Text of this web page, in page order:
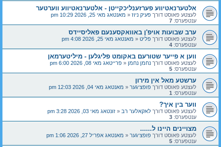
אלטערנאטיווע פערזענליכקייטן - אלטערנאטיווע ווערטער
לעצטע פאוסט דורך פעיק ניוז « מאנטאג מאי 25, 2026 10:29 pm
ענטפערס: 7
ערב שבועות אויפ'ן באוואקסענעם פאליסיידס
לעצטע פאוסט דורך פליט « מאנטאג מאי 25, 2026 4:08 pm
ענטפערס: 4
ווען א פייער שטורעם באקומט פליגלען - מיליטערמאן
לעצטע פאוסט דורך נחמן נחמן « פרייטאג מאי 08, 2026 6:00 pm
ענטפערס: 5
ערשטע מאל אין מירון
לעצטע פאוסט דורך פופציגער « מאנטאג מאי 04, 2026 12:03 pm
ענטפערס: 1
ווער בין איך?
לעצטע פאוסט דורך לאקאלער רב « זונטאג מאי 03, 2026 3:28 pm
ענטפערס: 3
מצויינים היינו ל......
לעצטע פאוסט דורך פופציגער « מאנטאג אפריל 27, 2026 1:06 pm
ענטפערס: 5